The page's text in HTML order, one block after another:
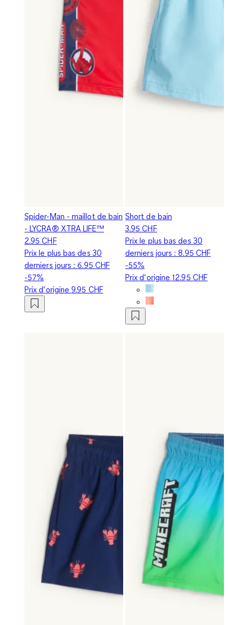
Spider-Man - maillot de bain
- LYCRA® XTRA LIFE™
2.95 CHF
Prix le plus bas des 30
derniers jours :6.95 CHF
-57%
Prix d‘origine9.95 CHF
Short de bain
3.95 CHF
Prix le plus bas des 30
derniers jours :8.95 CHF
-55%
Prix d‘origine12.95 CHF